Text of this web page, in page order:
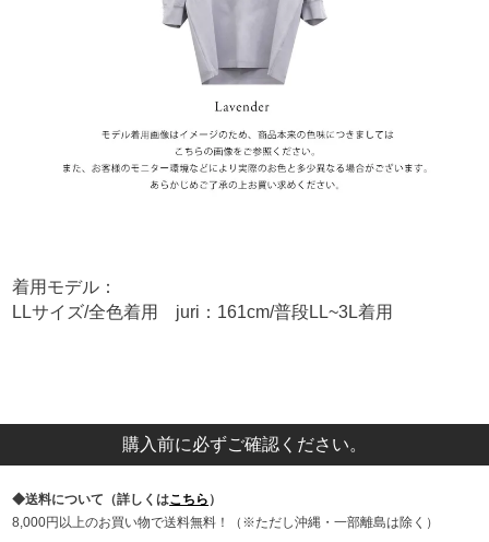
着用モデル：
LLサイズ/全色着用 juri：161cm/普段LL~3L着用
購入前に必ずご確認ください。
送料について（詳しくはこちら ）
8,000円以上のお買い物で送料無料！（※ただし沖縄・一部離島は除く）